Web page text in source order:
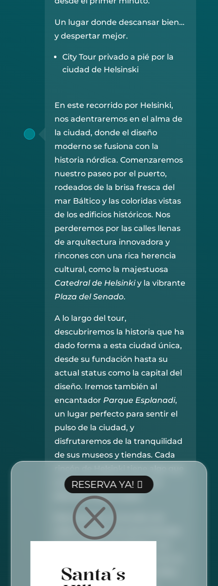
RESERVA YA!
Q
Santa´s
Un lugar donde descansar bien…
y despertar mejor.
City Tour privado a pié por la
ciudad de Helsinski
En este recorrido por Helsinki,
nos adentraremos en el alma de
la ciudad, donde el diseño
moderno se fusiona con la
historia nórdica. Comenzaremos
nuestro paseo por el puerto,
rodeados de la brisa fresca del
mar Báltico y las coloridas vistas
de los edificios históricos. Nos
perderemos por las calles llenas
de arquitectura innovadora y
rincones con una rica herencia
cultural, como la majestuosa
Catedral de Helsinkiy la vibrante
Plaza del Senado.
A lo largo del tour,
descubriremos la historia que ha
dado forma a esta ciudad única,
desde su fundación hasta su
actual status como la capital del
diseño. Iremos también al
encantador Parque Esplanadi,
un lugar perfecto para sentir el
pulso de la ciudad, y
disfrutaremos de la tranquilidad
de sus museos y tiendas. Cada
contar, y juntos, lo vamos a
descubrir paso a paso.
Este city tour no es solo una
visita turística, es una inmersión
mezcla de elegancia y sencillez,